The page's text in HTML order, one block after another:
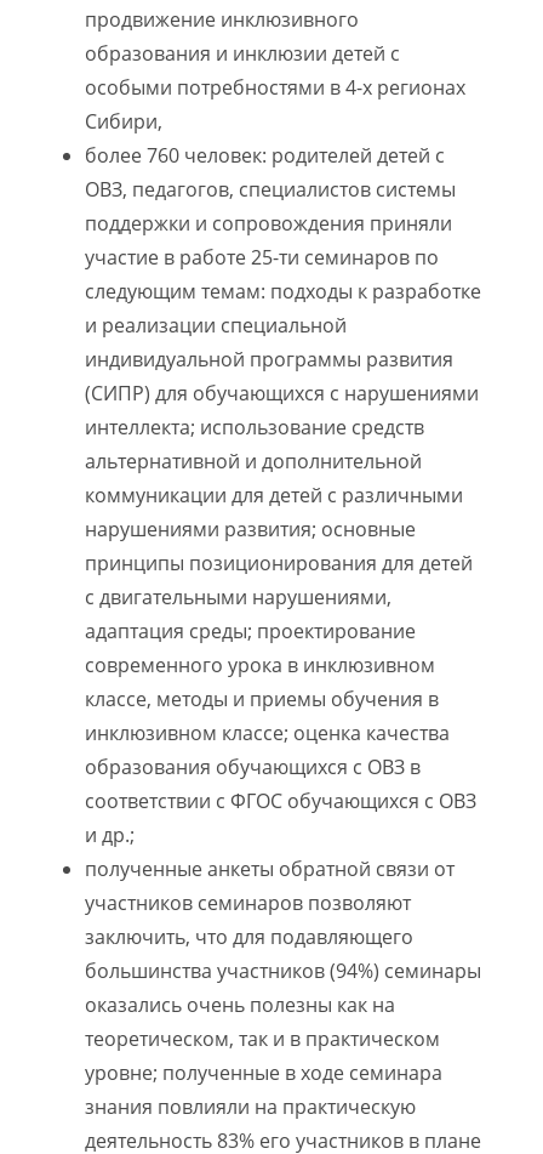
продвижение инклюзивного
образования и инклюзии детей с
особыми потребностями в 4-х регионах
Сибири,
более 760 человек: родителей детей с
ОВЗ, педагогов, специалистов системы
поддержки и сопровождения приняли
участие в работе 25-ти семинаров по
следующим темам: подходы к разработке
и реализации специальной
индивидуальной программы развития
(СИПР) для обучающихся с нарушениями
интеллекта; использование средств
альтернативной и дополнительной
коммуникации для детей с различными
нарушениями развития; основные
принципы позиционирования для детей
с двигательными нарушениями,
адаптация среды; проектирование
современного урока в инклюзивном
классе, методы и приемы обучения в
инклюзивном классе; оценка качества
образования обучающихся с ОВЗ в
соответствии с ФГОС обучающихся с ОВЗ
и др.;
полученные анкеты обратной связи от
участников семинаров позволяют
заключить, что для подавляющего
большинства участников (94%) семинары
оказались очень полезны как на
теоретическом, так и в практическом
уровне; полученные в ходе семинара
знания повлияли на практическую
деятельность 83% его участников в плане